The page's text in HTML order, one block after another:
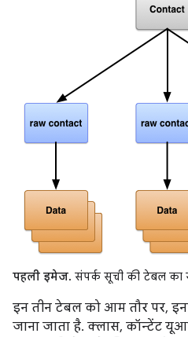
पहली इमेज. संपर्क सूची की टेबल का
इन तीन टेबल को आम तौर पर,
जाना जाता है. क्लास, कॉन्टेंट